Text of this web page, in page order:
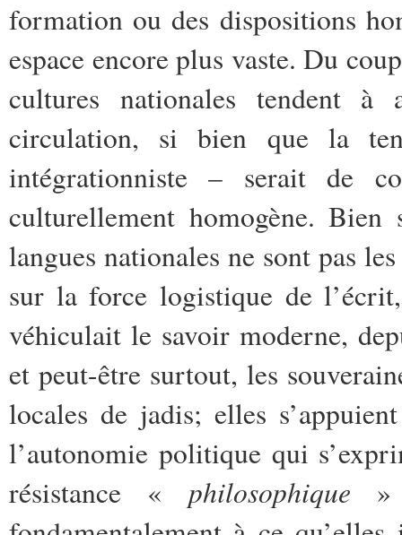
formation ou des dispositions
espace encore plus vaste. Du
cultures nationales tendent à
circulation, si bien que la
intégrationniste – serait de
culturellement homogène. Bien
langues nationales ne sont pas
sur la force logistique de
véhiculait le savoir moderne,
et peut-être surtout, les
locales de jadis; elles
l’autonomie politique qui
résistance « philosophique »